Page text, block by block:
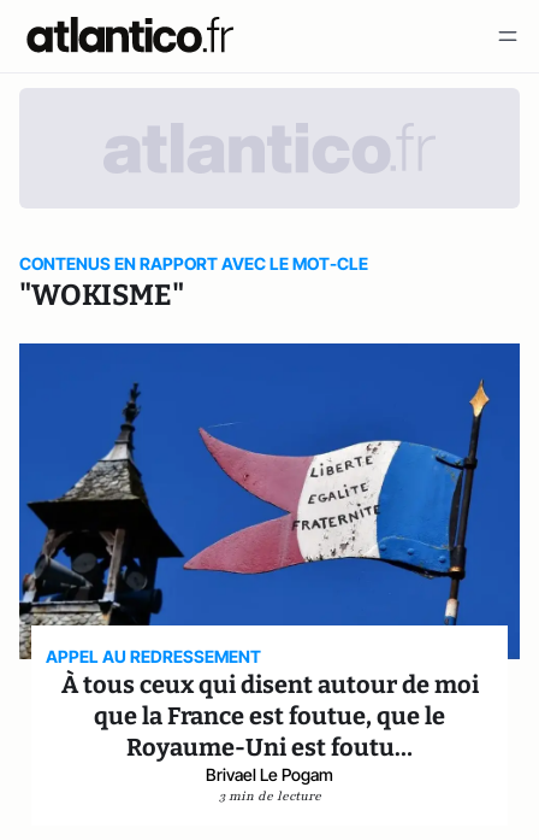
CONTENUS EN RAPPORT AVEC LE MOT-CLE
"WOKISME"
APPEL AU REDRESSEMENT
À tous ceux qui disent autour de moi
que la France est foutue, que le
Royaume-Uni est foutu…
Brivael Le Pogam
3 min de lecture